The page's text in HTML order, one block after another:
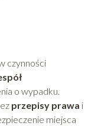
czynności
o wypadku.
przepisy prawa i
miejsca